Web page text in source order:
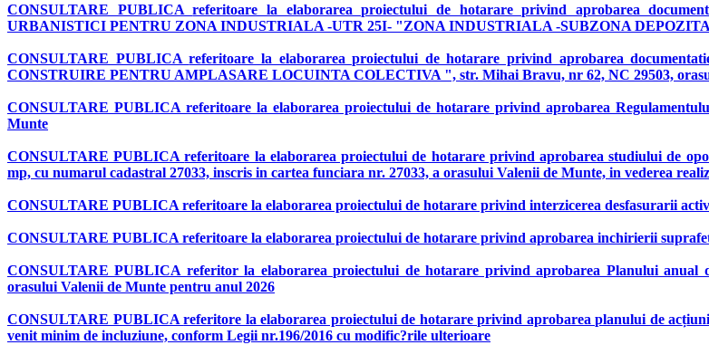
CONSULTARE PUBLICAreferitoare la elaborarea proiectului de hotarare privind aprobarea
URBANISTICI PENTRU ZONA INDUSTRIALA -UTR 25I- "ZONA INDUSTRIALA -SUBZONA
CONSULTARE PUBLICAreferitoare la elaborarea proiectului de hotarare privind aprobarea
CONSTRUIRE PENTRU AMPLASARE LOCUINTA COLECTIVA ", str. Mihai Bravu, nr 62, NC 29503,
CONSULTARE PUBLICA referitoare la elaborarea proiectului de hotarare privind aprobarea
Munte
CONSULTARE PUBLICAreferitoare la elaborarea proiectului de hotarare privind aprobarea studiului de
mp, cu numarul cadastral 27033, inscris in cartea funciara nr. 27033, a orasului Valenii de Munte, in vederea
CONSULTARE PUBLICA referitoare la elaborarea proiectului de hotarare privind interzicerea desfasurarii
CONSULTARE PUBLICA referitoare la elaborarea proiectului de hotarare privind aprobarea inchirierii
CONSULTARE PUBLICA referitor la elaborarea proiectului de hotarare privind aprobarea Planului
orasului Valenii de Munte pentru anul 2026
CONSULTARE PUBLICAreferitore la elaborarea proiectului de hotarare privind aprobarea planului de acțiuni
venit minim de incluziune, conform Legii nr.196/2016 cu modific?rile ulterioare